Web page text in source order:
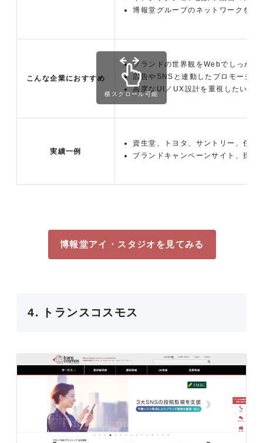
博報堂グループのネットワークを活
こんな企業におすすめ
ブランドの世界観をWebでしっかり
広告やSNSと連動したプロモーシ
高度なUI／UX設計を重視したい企
実績一例
資生堂、トヨタ、サントリー、任
ブランドキャンペーンサイト、採
横スクロール可能
博報堂アイ・スタジオを見てみる
4. トランスコスモス